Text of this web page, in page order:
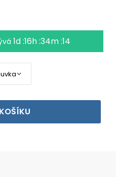
1d :16h :34m :13